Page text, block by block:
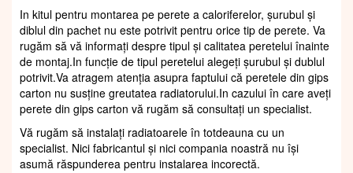
In kitul pentru montarea pe perete a caloriferelor, șurubul și
diblul din pachet nu este potrivit pentru orice tip de perete. Va
rugăm să vă informați despre tipul și calitatea peretelui înainte
de montaj.In funcție de tipul peretelui alegeți șurubul și dublul
potrivit.Va atragem atenția asupra faptului că peretele din gips
carton nu susține greutatea radiatorului.In cazului în care aveți
perete din gips carton vă rugăm să consultați un specialist.
Vă rugăm să instalați radiatoarele în totdeauna cu un
specialist. Nici fabricantul și nici compania noastră nu își
asumă răspunderea pentru instalarea incorectă.